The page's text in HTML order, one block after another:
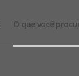
O que você